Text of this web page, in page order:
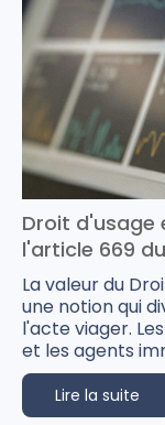
Droit d'usage
l'article 669
La valeur du
une notion qui
l'acte viager.
et les agents
Lire la suite